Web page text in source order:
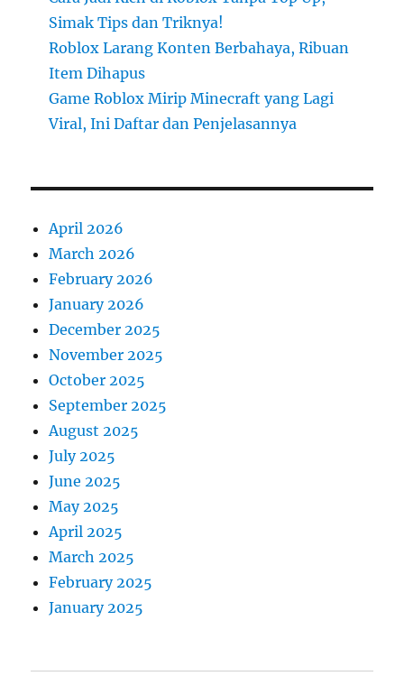
Simak Tips dan Triknya!
Roblox Larang Konten Berbahaya, Ribuan
Item Dihapus
Game Roblox Mirip Minecraft yang Lagi
Viral, Ini Daftar dan Penjelasannya
April 2026
March 2026
February 2026
January 2026
December 2025
November 2025
October 2025
September 2025
August 2025
July 2025
June 2025
May 2025
April 2025
March 2025
February 2025
January 2025